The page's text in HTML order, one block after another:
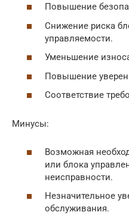
Повышение
Снижение риска
управляемости.
Уменьшение
Повышение
Соответствие
Минусы:
Возможная
или блока
неисправности.
Незначительное
обслуживания.